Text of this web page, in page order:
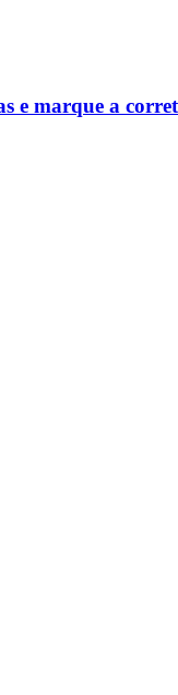
e marque a